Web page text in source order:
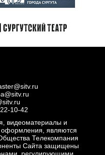
10-42
видеоматериалы и
оформления, являются
Телекомпания
Сайта защищены